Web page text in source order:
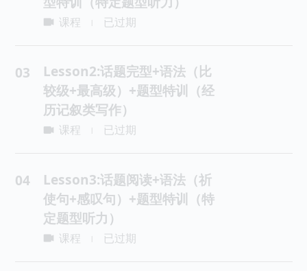
课程 已过期
03
Lesson2:话题完型+语法（比
较级+最高级）+题型特训（经
历记叙类写作）
课程 已过期
04
Lesson3:话题阅读+语法（祈
使句+感叹句）+题型特训（特
定题型听力）
课程 已过期